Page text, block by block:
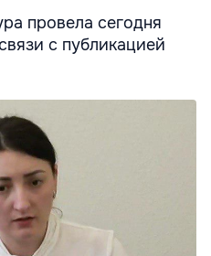
провела сегодня
с публикацией